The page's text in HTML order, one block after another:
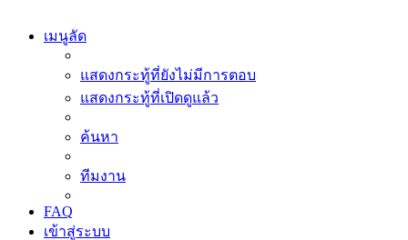
เมนูลัด
แสดงกระทู้ที่ยังไม่มีการตอบ
แสดงกระทู้ที่เปิดดูแล้ว
ค้นหา
ทีมงาน
FAQ
เข้าสู่ระบบ